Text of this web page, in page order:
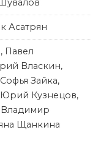
Асатрян
Павел
Власкин,
Зайка,
Кузнецов,
Щанкина